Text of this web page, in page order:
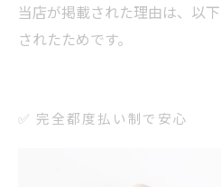
当店が掲載された理由は、以
されたためです。
✅ 完全都度払い制で安心